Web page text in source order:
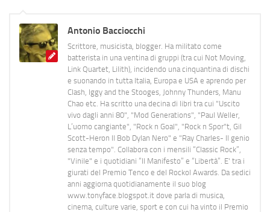
Antonio Bacciocchi
Scrittore, musicista, blogger. Ha militato come
batterista in una ventina di gruppi (tra cui Not Moving,
Link Quartet, Lilith), incidendo una cinquantina di dischi
e suonando in tutta Italia, Europa e USA e aprendo per
Clash, Iggy and the Stooges, Johnny Thunders, Manu
Chao etc. Ha scritto una decina di libri tra cui "Uscito
vivo dagli anni 80", "Mod Generations", "Paul Weller,
L’uomo cangiante", "Rock n Goal", "Rock n Spor"t, Gil
Scott-Heron Il Bob Dylan Nero" e "Ray Charles- Il genio
senza tempo". Collabora con i mensili “Classic Rock”,
"Vinile" e i quotidiani “Il Manifesto” e “Libertà”. E' tra i
giurati del Premio Tenco e del Rockol Awards. Da sedici
anni aggiorna quotidianamente il suo blog
www.tonyface.blogspot.it dove parla di musica,
cinema, culture varie, sport e con cui ha vinto il Premio